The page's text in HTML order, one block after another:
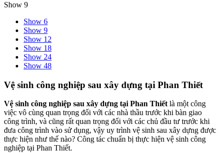
Show 9
Show 6
Show 9
Show 12
Show 18
Show 24
Show 48
Vệ sinh công nghiệp sau xây dựng tại Phan Thiết
Vệ sinh công nghiệp sau xây dựng tại Phan Thiếtlà một công
việc vô cùng quan trọng đối với các nhà thầu trước khi bàn giao
công trình, và cũng rất quan trọng đối với các chủ đầu tư trước khi
đưa công trình vào sử dụng, vậy uy trình vệ sinh sau xây dựng được
thực hiện như thế nào? Công tác chuẩn bị thực hiện vệ sinh công
nghiệp tại Phan Thiết.